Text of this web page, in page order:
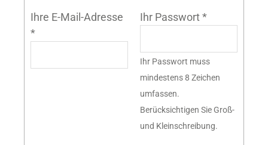
Ihre E-Mail-Adresse
*
Ihr Passwort*
Ihr Passwort muss
mindestens 8 Zeichen
umfassen.
Berücksichtigen Sie Groß-
und Kleinschreibung.